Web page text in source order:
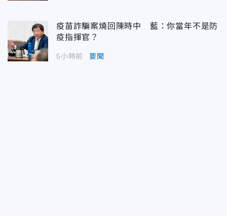
疫苗詐騙案燒回陳時中 藍：你當年不是防
疫指揮官？
5小時前 要聞